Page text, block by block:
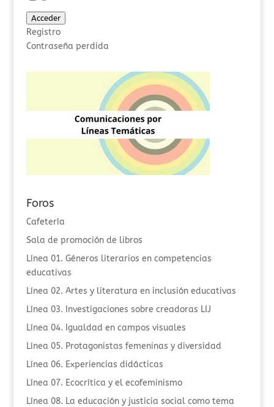
Acceder
Registro
Contraseña perdida
Foros
Cafetería
Sala de promoción de libros
Línea 01. Géneros literarios en competencias
educativas
Línea 02. Artes y literatura en inclusión educativas
Línea 03. Investigaciones sobre creadoras LIJ
Línea 04. Igualdad en campos visuales
Línea 05. Protagonistas femeninas y diversidad
Línea 06. Experiencias didácticas
Línea 07. Ecocrítica y el ecofeminismo
Línea 08. La educación y justicia social como tema